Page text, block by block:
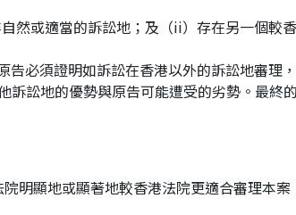
然或適當的訴訟地；及（ii）存在另一個較
必須證明如訴訟在香港以外的訴訟地審理
訴訟地的優勢與原告可能遭受的劣勢。最終
明顯地或顯著地較香港法院更適合審理本案